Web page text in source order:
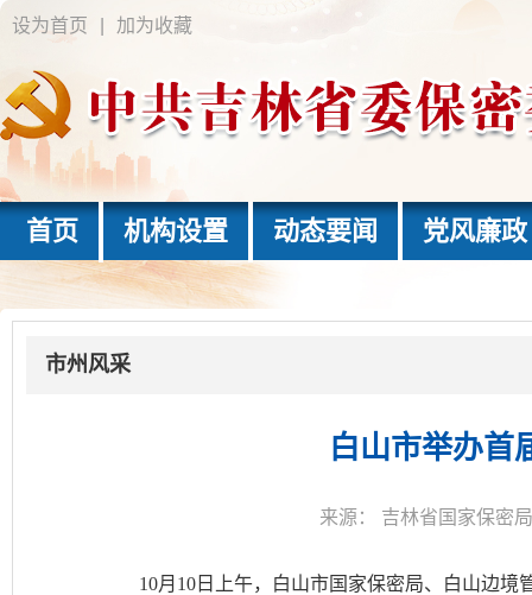
设为首页 加为收藏
首页 机构设置 动态要闻 党风廉政
市州风采
白山市举办首
来源： 吉林省国家保密局
10月10日上午，白山市国家保密局、白山边